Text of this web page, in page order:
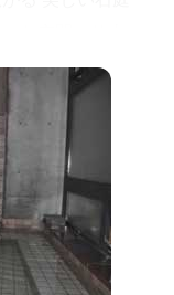
あり、一週間ご
が入れ替わりま
あり、２つの異